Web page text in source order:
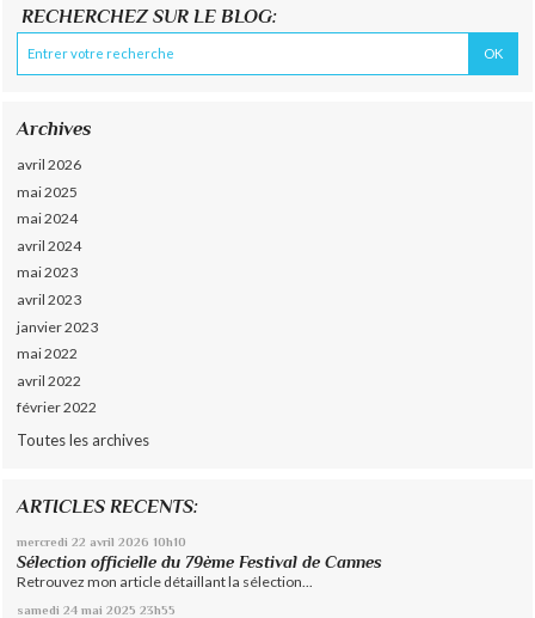
RECHERCHEZ SUR LE BLOG:
Archives
avril 2026
mai 2025
mai 2024
avril 2024
mai 2023
avril 2023
janvier 2023
mai 2022
avril 2022
février 2022
Toutes les archives
ARTICLES RECENTS:
mercredi 22 avril 2026 10h10
Sélection officielle du 79ème Festival de Cannes
Retrouvez mon article détaillant la sélection...
samedi 24 mai 2025 23h55